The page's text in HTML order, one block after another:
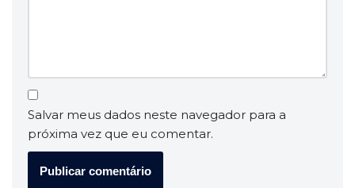
Salvar meus dados neste navegador para a
próxima vez que eu comentar.